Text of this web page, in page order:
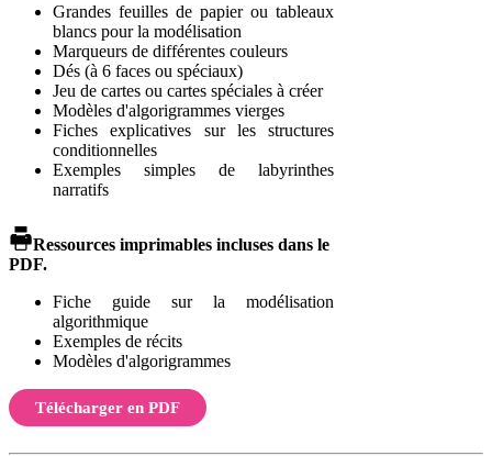
Grandes feuilles de papier ou tableaux
blancs pour la modélisation
Marqueurs de différentes couleurs
Dés (à 6 faces ou spéciaux)
Jeu de cartes ou cartes spéciales à créer
Modèles d'algorigrammes vierges
Fiches explicatives sur les structures
conditionnelles
Exemples simples de labyrinthes
narratifs
Ressources imprimables incluses dans le
PDF.
Fiche guide sur la modélisation
algorithmique
Exemples de récits
Modèles d'algorigrammes
Télécharger en PDF